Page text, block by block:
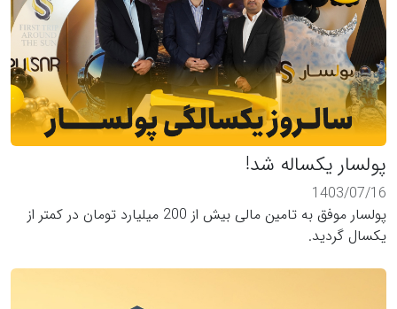
پولسار یکساله شد!
1403/07/16
پولسار موفق به تامین مالی بیش از 200 میلیارد تومان در کمتر از
یکسال گردید.